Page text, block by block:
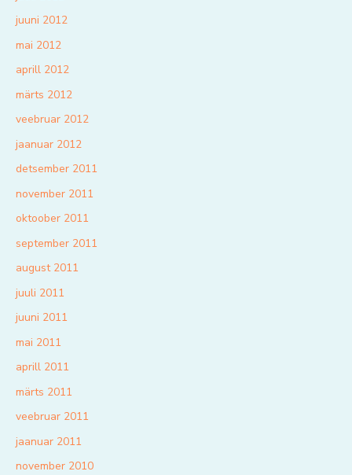
juuni 2012
mai 2012
aprill 2012
märts 2012
veebruar 2012
jaanuar 2012
detsember 2011
november 2011
oktoober 2011
september 2011
august 2011
juuli 2011
juuni 2011
mai 2011
aprill 2011
märts 2011
veebruar 2011
jaanuar 2011
november 2010